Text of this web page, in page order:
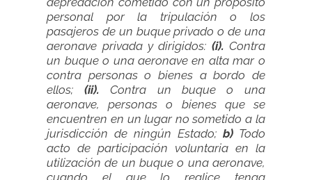
personal por la tripulación o los
pasajeros de un buque privado o de una
aeronave privada y dirigidos: (i). Contra
un buque o una aeronave en alta mar o
contra personas o bienes a bordo de
ellos; (ii).Contra un buque o una
aeronave, personas o bienes que se
encuentren en un lugar no sometido a la
jurisdicción de ningún Estado; b)Todo
acto de participación voluntaria en la
utilización de un buque o una aeronave,
cuando el que lo realice tenga